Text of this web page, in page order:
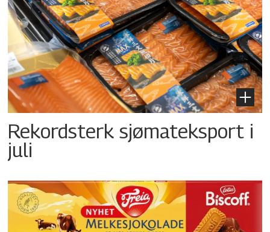
Rekordsterk sjømateksport i
juli